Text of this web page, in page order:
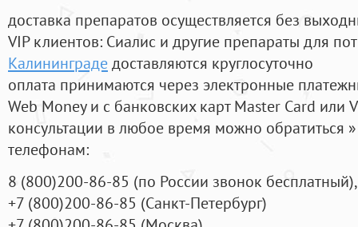
доставка препаратов осуществляется без
VIP клиентов: Сиалис и другие препараты для
Калининградедоставляются круглосуточно
оплата принимаются через электронные
Web Money и с банковских карт Master Card или
консультации в любое время можно обратиться
телефонам:
8 (800)200-86-85 (по России звонок бесплатный),
+7 (800)200-86-85 (Санкт-Петербург)